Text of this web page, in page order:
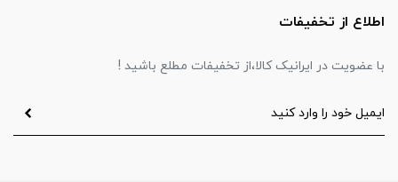
اطلاع از تخفیفات
با عضویت در ایرانیک کالا،از تخفیفات مطلع باشید !